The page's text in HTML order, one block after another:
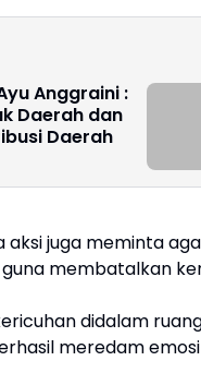
Anggraini :
Daerah dan
Daerah
aksi juga meminta
membatalkan
didalam
meredam